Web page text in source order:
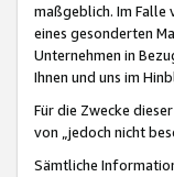
maßgeblich. Im Falle
eines gesonderten
Unternehmen in
Ihnen und uns im
Für die Zwecke
von „jedoch nicht
Sämtliche